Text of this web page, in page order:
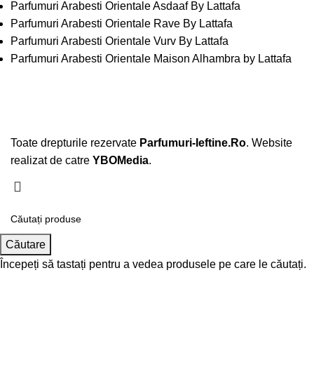
Parfumuri Arabesti Orientale Asdaaf By Lattafa
Parfumuri Arabesti Orientale Rave By Lattafa
Parfumuri Arabesti Orientale Vurv By Lattafa
Parfumuri Arabesti Orientale Maison Alhambra by Lattafa
Toate drepturile rezervate Parfumuri-Ieftine.Ro. Website
realizat de catre YBOMedia.
Căutare
Începeți să tastați pentru a vedea produsele pe care le căutați.